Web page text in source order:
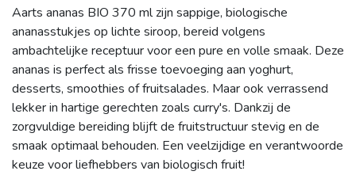
Aarts ananas BIO 370 ml zijn sappige, biologische
ananasstukjes op lichte siroop, bereid volgens
ambachtelijke receptuur voor een pure en volle smaak. Deze
ananas is perfect als frisse toevoeging aan yoghurt,
desserts, smoothies of fruitsalades. Maar ook verrassend
lekker in hartige gerechten zoals curry's. Dankzij de
zorgvuldige bereiding blijft de fruitstructuur stevig en de
smaak optimaal behouden. Een veelzijdige en verantwoorde
keuze voor liefhebbers van biologisch fruit!